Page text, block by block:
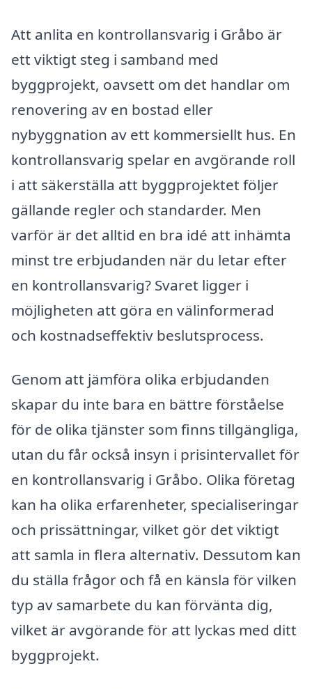
Att anlita en kontrollansvarig i Gråbo är
ett viktigt steg i samband med
byggprojekt, oavsett om det handlar om
renovering av en bostad eller
nybyggnation av ett kommersiellt hus. En
kontrollansvarig spelar en avgörande roll
i att säkerställa att byggprojektet följer
gällande regler och standarder. Men
varför är det alltid en bra idé att inhämta
minst tre erbjudanden när du letar efter
en kontrollansvarig? Svaret ligger i
möjligheten att göra en välinformerad
och kostnadseffektiv beslutsprocess.
Genom att jämföra olika erbjudanden
skapar du inte bara en bättre förståelse
för de olika tjänster som finns tillgängliga,
utan du får också insyn i prisintervallet för
en kontrollansvarig i Gråbo. Olika företag
kan ha olika erfarenheter, specialiseringar
och prissättningar, vilket gör det viktigt
att samla in flera alternativ. Dessutom kan
du ställa frågor och få en känsla för vilken
typ av samarbete du kan förvänta dig,
vilket är avgörande för att lyckas med ditt
byggprojekt.